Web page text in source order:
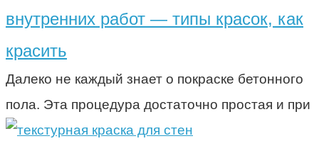
внутренних работ — типы красок, как
красить
Далеко не каждый знает о покраске бетонного
пола. Эта процедура достаточно простая и при